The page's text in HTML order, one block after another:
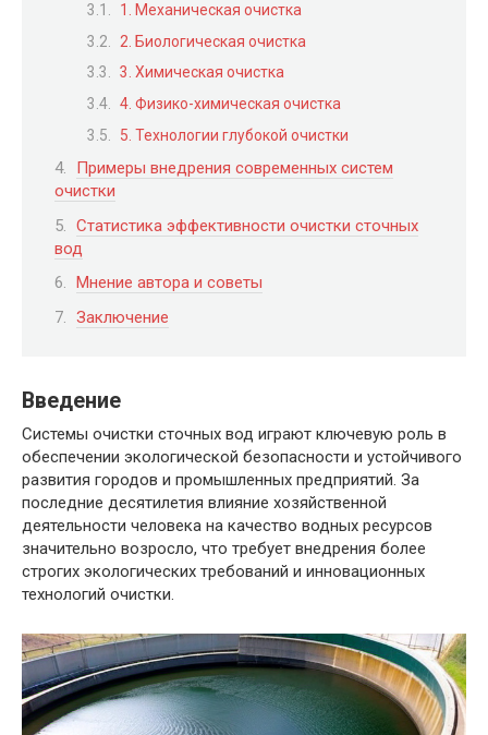
1. Механическая очистка
2. Биологическая очистка
3. Химическая очистка
4. Физико-химическая очистка
5. Технологии глубокой очистки
Примеры внедрения современных систем
очистки
Статистика эффективности очистки сточных
вод
Мнение автора и советы
Заключение
Введение
Системы очистки сточных вод играют ключевую роль в
обеспечении экологической безопасности и устойчивого
развития городов и промышленных предприятий. За
последние десятилетия влияние хозяйственной
деятельности человека на качество водных ресурсов
значительно возросло, что требует внедрения более
строгих экологических требований и инновационных
технологий очистки.